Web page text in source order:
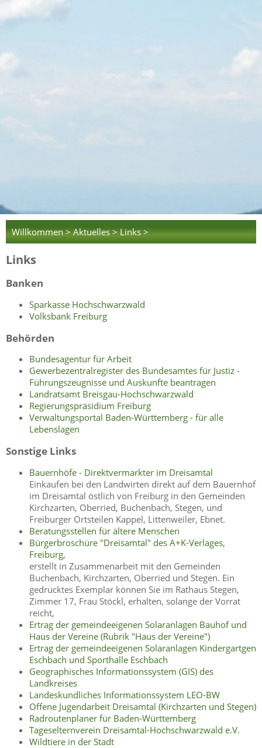
Willkommen > Aktuelles > Links >
Links
Banken
Sparkasse Hochschwarzwald
Volksbank Freiburg
Behörden
Bundesagentur für Arbeit
Gewerbezentralregister des Bundesamtes für Justiz -
Führungszeugnisse und Auskunfte beantragen
Landratsamt Breisgau-Hochschwarzwald
Regierungspräsidium Freiburg
Verwaltungsportal Baden-Württemberg - für alle
Lebenslagen
Sonstige Links
Bauernhöfe - Direktvermarkter im Dreisamtal
Einkaufen bei den Landwirten direkt auf dem Bauernhof
im Dreisamtal östlich von Freiburg in den Gemeinden
Kirchzarten, Oberried, Buchenbach, Stegen, und
Freiburger Ortsteilen Kappel, Littenweiler, Ebnet.
Beratungsstellen für ältere Menschen
Bürgerbroschüre "Dreisamtal" des A+K-Verlages,
Freiburg,
erstellt in Zusammenarbeit mit den Gemeinden
Buchenbach, Kirchzarten, Oberried und Stegen. Ein
gedrucktes Exemplar können Sie im Rathaus Stegen,
Zimmer 17, Frau Stöckl, erhalten, solange der Vorrat
reicht,
Ertrag der gemeindeeigenen Solaranlagen Bauhof und
Haus der Vereine (Rubrik "Haus der Vereine")
Ertrag der gemeindeeigenen Solaranlagen Kindergartgen
Eschbach und Sporthalle Eschbach
Geographisches Informationssystem (GIS) des
Landkreises
Landeskundliches Informationssystem LEO-BW
Offene Jugendarbeit Dreisamtal (Kirchzarten und Stegen)
Radroutenplaner für Baden-Württemberg
Tageselternverein Dreisamtal-Hochschwarzwald e.V.
Wildtiere in der Stadt